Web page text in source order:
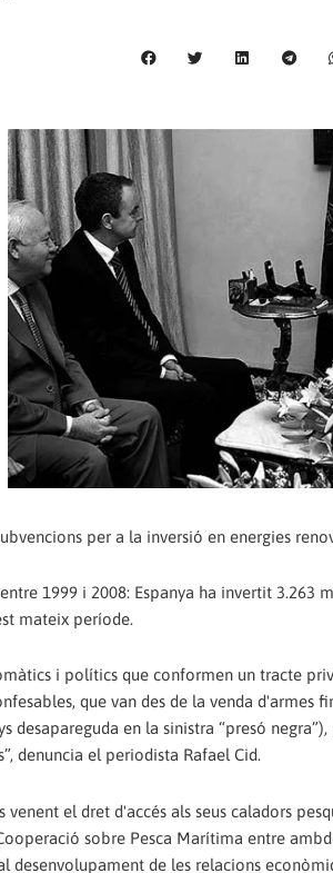
per a la inversió en energies
1999 i 2008: Espanya ha invertit 3.263
mateix període.
i polítics que conformen un tracte
que van des de la venda d'armes
desapareguda en la sinistra “presó
denuncia el periodista Rafael Cid.
el dret d'accés als seus caladors
sobre Pesca Marítima entre
desenvolupament de les relacions